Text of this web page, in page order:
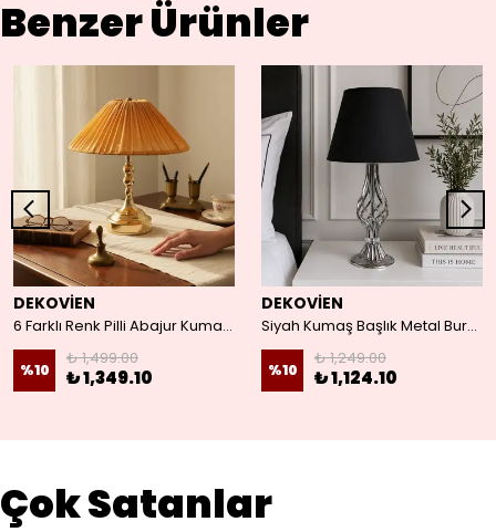
Benzer Ürünler
DEKOVİEN
6 Farklı Renk Pilli Abajur Kumaş Başlıklı Gold Kaplama Ayak 36x30cm
%10
₺ 1,499.00
₺ 1,349.10
DEKOVİEN
Siyah Kumaş Başlık Metal Burgulu Ayaklı Modern Abajur
%10
₺ 1,249.00
₺ 1,124.10
Çok Satanlar